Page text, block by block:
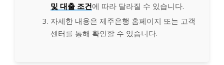
및 대출 조건에 따라 달라질 수 있습니다.
자세한 내용은 제주은행 홈페이지 또는 고객
센터를 통해 확인할 수 있습니다.